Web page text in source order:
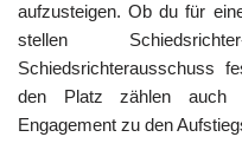
aufzusteigen. Ob du für
stellen
Schiedsrichterausschuss
den Platz zählen auch
Engagement zu den